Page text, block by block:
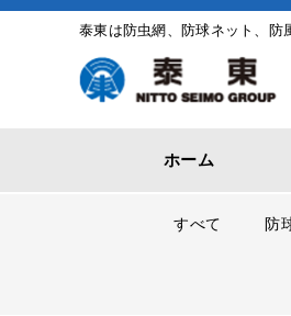
泰東は防虫網、防球ネット、防
ホーム
すべて 防